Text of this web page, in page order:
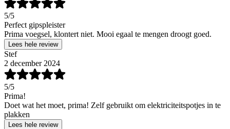
5/5
Perfect gipspleister
Prima voegsel, klontert niet. Mooi egaal te mengen droogt goed.
Lees hele review
Stef
2 december 2024
5/5
Prima!
Doet wat het moet, prima! Zelf gebruikt om elektriciteitspotjes in te
plakken
Lees hele review